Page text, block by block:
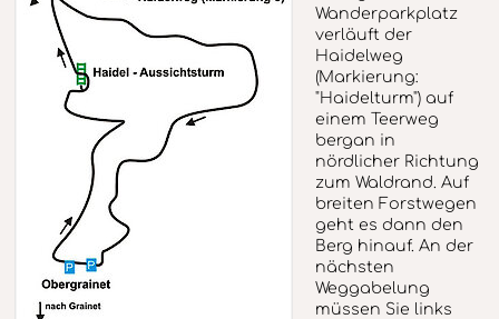
Wanderparkplatz
verläuft der
Haidelweg
(Markierung:
"Haidelturm") auf
einem Teerweg
bergan in
nördlicher Richtung
zum Waldrand. Auf
breiten Forstwegen
geht es dann den
Berg hinauf. An der
nächsten
Weggabelung
müssen Sie links